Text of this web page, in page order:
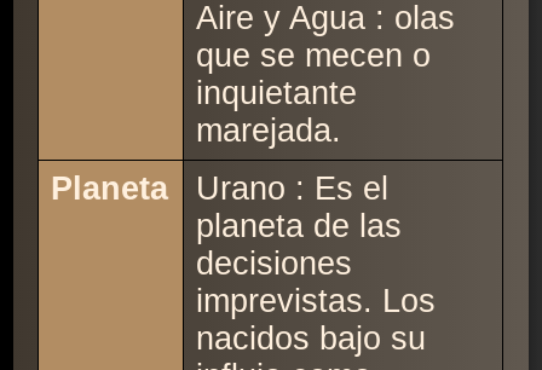
Aire y Agua : olas
que se mecen o
inquietante
marejada.
Planeta
Urano : Es el
planeta de las
decisiones
imprevistas. Los
nacidos bajo su